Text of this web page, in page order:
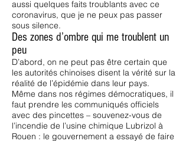
aussi quelques faits troublants avec ce
coronavirus, que je ne peux pas passer
sous silence.
Des zones d’ombre qui me troublent un
peu
D’abord, on ne peut pas être certain que
les autorités chinoises disent la vérité sur la
réalité de l’épidémie dans leur pays.
Même dans nos régimes démocratiques, il
faut prendre les communiqués officiels
avec des pincettes – souvenez-vous de
l’incendie de l’usine chimique Lubrizol à
Rouen : le gouvernement a essayé de faire